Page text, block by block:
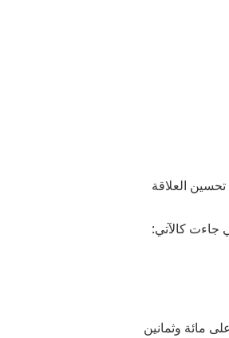
العلاقة
جاءت كالآتي:
مائة وثمانين